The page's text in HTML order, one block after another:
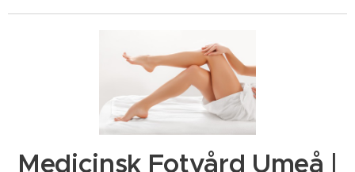
Medicinsk Fotvård Umeå |